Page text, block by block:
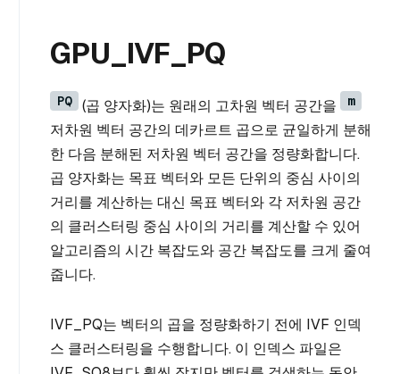
GPU_IVF_PQ
PQ (곱 양자화)는 원래의 고차원 벡터 공간을 m
저차원 벡터 공간의 데카르트 곱으로 균일하게 분해
한 다음 분해된 저차원 벡터 공간을 정량화합니다.
곱 양자화는 목표 벡터와 모든 단위의 중심 사이의
거리를 계산하는 대신 목표 벡터와 각 저차원 공간
의 클러스터링 중심 사이의 거리를 계산할 수 있어
알고리즘의 시간 복잡도와 공간 복잡도를 크게 줄여
줍니다.
IVF_PQ는 벡터의 곱을 정량화하기 전에 IVF 인덱
스 클러스터링을 수행합니다. 이 인덱스 파일은